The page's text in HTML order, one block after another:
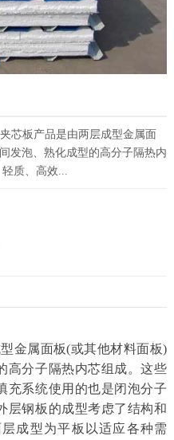
芯板产品是由两层成型金属面
发泡、熟化成型的高分子隔热内
质、高效...
金属面板(或其他材料面板)
高分子隔热内芯组成。这些
充系统使用的也是闭泡分子
层钢板的成型考虑了结构和
成型为平板以适应各种需